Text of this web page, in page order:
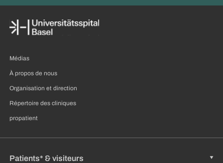
Médias
À propos de nous
Organisation et direction
Répertoire des cliniques
propatient
Patients* & visiteurs